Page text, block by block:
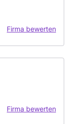
Firma bewerten
Firma bewerten